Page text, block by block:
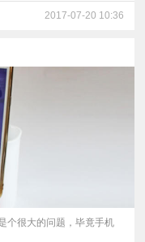
2017-07-20 10:36
个很大的问题，毕竟手机